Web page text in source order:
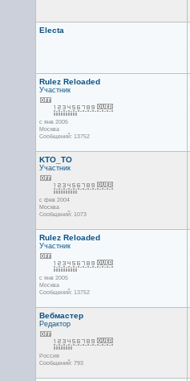
Electa
Rulez Reloaded
Участник
с янв 2005
Москва
Сообщений: 13752
KTO_TO
Участник
с фев 2004
Москва
Сообщений: 1073
Rulez Reloaded
Участник
с янв 2005
Москва
Сообщений: 13752
Вебмастер
Редактор
Россия
Сообщений: 793